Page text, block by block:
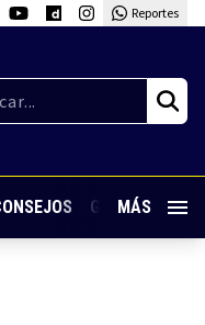
Reportes
GUARDIA
MÁS